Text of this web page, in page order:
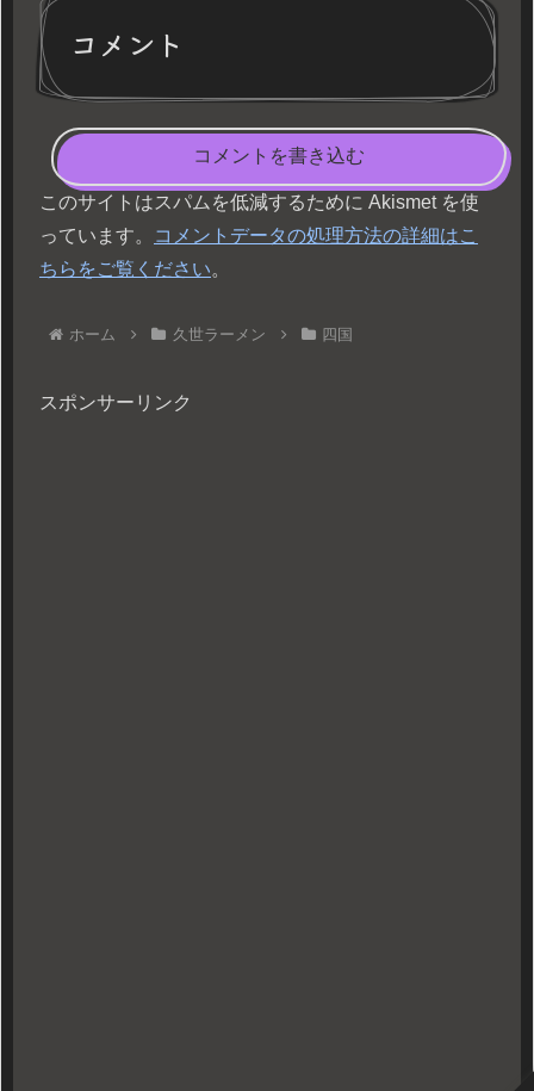
コメント
コメントを書き込む
このサイトはスパムを低減するために Akismet を使
っています。
コメントデータの処理方法の詳細はこ
ちらをご覧ください。
ホーム 久世ラーメン 四国
スポンサーリンク